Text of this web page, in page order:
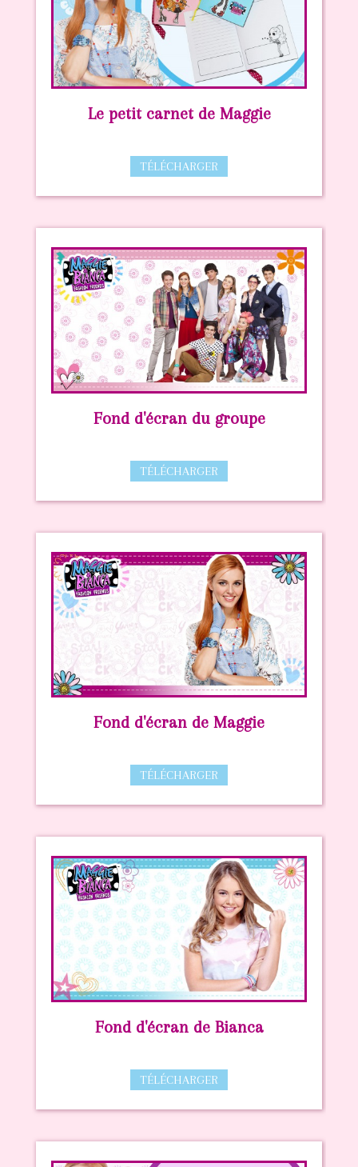
Le petit carnet de Maggie
TÉLÉCHARGER
Fond d'écran du groupe
TÉLÉCHARGER
Fond d'écran de Maggie
TÉLÉCHARGER
Fond d'écran de Bianca
TÉLÉCHARGER